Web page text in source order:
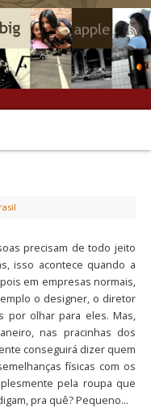
precisam de todo jeito
isso acontece quando a
em empresas normais,
o designer, o diretor
por olhar para eles. Mas,
nas pracinhas dos
conseguirá dizer quem
físicas com os
pela roupa que
pra quê? Pequeno…